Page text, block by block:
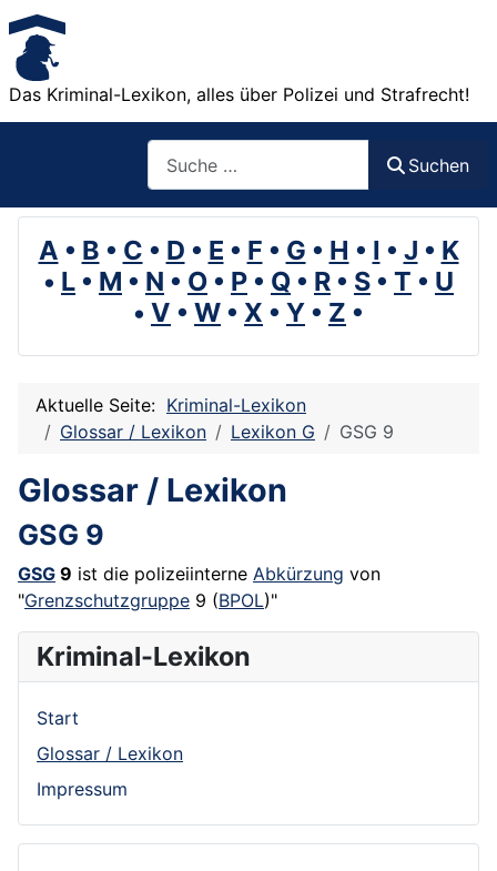
Das Kriminal-Lexikon, alles über Polizei und Strafrecht!
Suchen
A • B • C • D • E • F • G • H • I • J • K
• L • M • N • O • P • Q • R • S • T • U
• V • W • X • Y • Z •
Aktuelle Seite: Kriminal-Lexikon
Glossar / Lexikon
Lexikon G GSG 9
Glossar / Lexikon
GSG 9
GSG 9 ist die polizeiinterne Abkürzung von
"Grenzschutzgruppe 9 (BPOL)"
Kriminal-Lexikon
Start
Glossar / Lexikon
Impressum